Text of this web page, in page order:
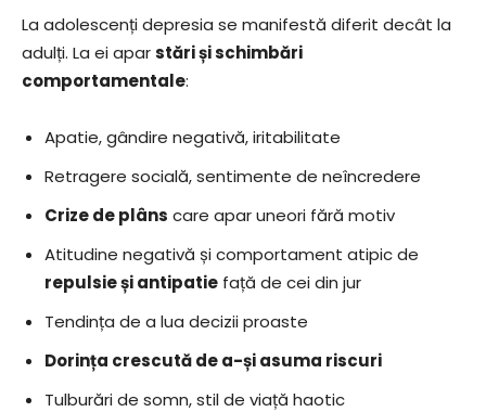
La adolescenți depresia se manifestă diferit decât la
adulți. La ei aparstări și schimbări
comportamentale:
Apatie, gândire negativă, iritabilitate
Retragere socială, sentimente de neîncredere
Crize de plâns care apar uneori fără motiv
Atitudine negativă și comportament atipic de
repulsie și antipatie față de cei din jur
Tendința de a lua decizii proaste
Dorința crescută de a-și asuma riscuri
Tulburări de somn, stil de viață haotic